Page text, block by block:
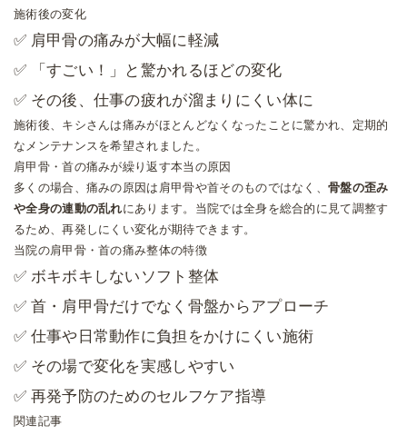
施術後の変化
✅ 肩甲骨の痛みが大幅に軽減
✅ 「すごい！」と驚かれるほどの変化
✅ その後、仕事の疲れが溜まりにくい体に
施術後、キシさんは痛みがほとんどなくなったことに驚かれ、定期的
なメンテナンスを希望されました。
肩甲骨・首の痛みが繰り返す本当の原因
多くの場合、痛みの原因は肩甲骨や首そのものではなく、骨盤の歪み
や全身の連動の乱れにあります。当院では全身を総合的に見て調整す
るため、再発しにくい変化が期待できます。
当院の肩甲骨・首の痛み整体の特徴
✅ ボキボキしないソフト整体
✅ 首・肩甲骨だけでなく骨盤からアプローチ
✅ 仕事や日常動作に負担をかけにくい施術
✅ その場で変化を実感しやすい
✅ 再発予防のためのセルフケア指導
関連記事